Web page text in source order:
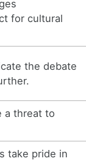
for cultural
the debate
a threat to
take pride in